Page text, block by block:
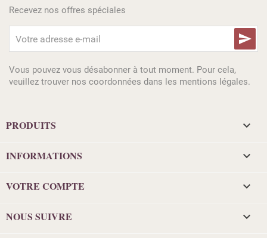
Recevez nos offres spéciales

Vous pouvez vous désabonner à tout moment. Pour cela,
veuillez trouver nos coordonnées dans les mentions légales.
PRODUITS 
INFORMATIONS 
VOTRE COMPTE 
NOUS SUIVRE 